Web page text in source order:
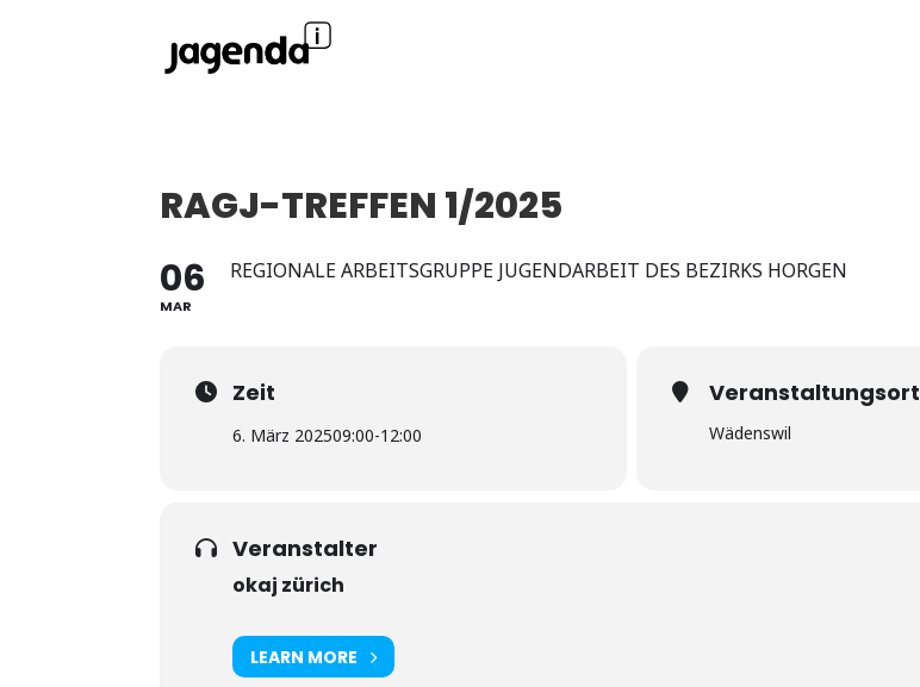
RAGJ-TREFFEN 1/2025
06
MAR
REGIONALE ARBEITSGRUPPE JUGENDARBEIT DES BEZIRKS HORGEN
Zeit
6. März 202509:00-12:00
Veranstaltungsort
Wädenswil
Veranstalter
okaj zürich
LEARN MORE